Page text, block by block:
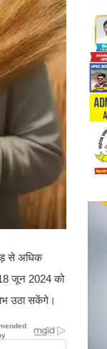
से अधिक
जून 2024 को
उठा सकेंगे।